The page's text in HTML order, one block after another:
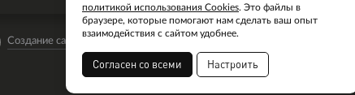
Создание сайта
политикой использования Cookies. Это файлы в
браузере, которые помогают нам сделать ваш опыт
взаимодействия с сайтом удобнее.
Согласен со всеми Настроить